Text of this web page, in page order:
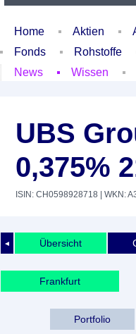
Home Aktien
Fonds
Rohstoffe
News
Wissen
UBS
0,375%
ISIN: CH0598928718 | WKN:
◄ Übersicht
Frankfurt
Portfolio